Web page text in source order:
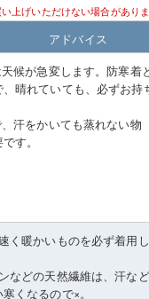
上げいただけない場合があり
アドバイス
候が急変します。防寒着
、晴れていても、必ずお持
汗をかいても蒸れない物
す。
く暖かいものを必ず着用
などの天然繊維は、汗な
くなるので×。